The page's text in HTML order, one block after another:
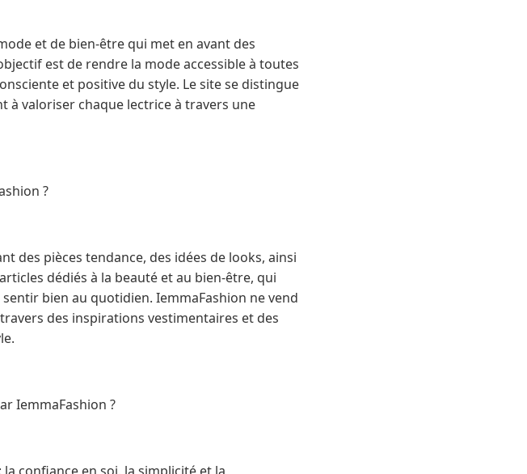
et de bien-être qui met en avant des
est de rendre la mode accessible à toutes
et positive du style. Le site se distingue
à valoriser chaque lectrice à travers une
?
des pièces tendance, des idées de looks, ainsi
dédiés à la beauté et au bien-être, qui
bien au quotidien. IemmaFashion ne vend
des inspirations vestimentaires et des
IemmaFashion ?